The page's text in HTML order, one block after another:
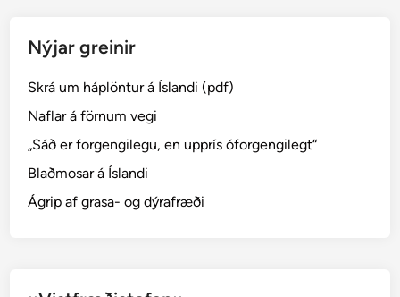
d
w
–
o
Nýjar greinir
Skrá um háplöntur á Íslandi (pdf)
Naflar á förnum vegi
„Sáð er forgengilegu, en upprís óforgengilegt“
Blaðmosar á Íslandi
Ágrip af grasa- og dýrafræði